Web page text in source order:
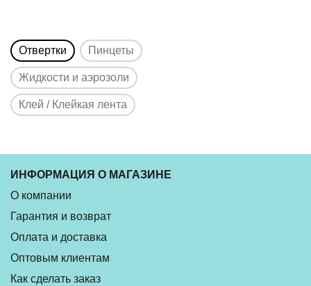
Отвертки Пинцеты
Жидкости и аэрозоли
Клей / Клейкая лента
ИНФОРМАЦИЯ О МАГАЗИНЕ
О компании
Гарантия и возврат
Оплата и доставка
Оптовым клиентам
Как сделать заказ